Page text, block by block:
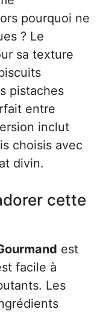
pourquoi ne
? Le
sa texture
pistaches
entre
inclut
choisis avec
divin.
cette
est
facile à
Les